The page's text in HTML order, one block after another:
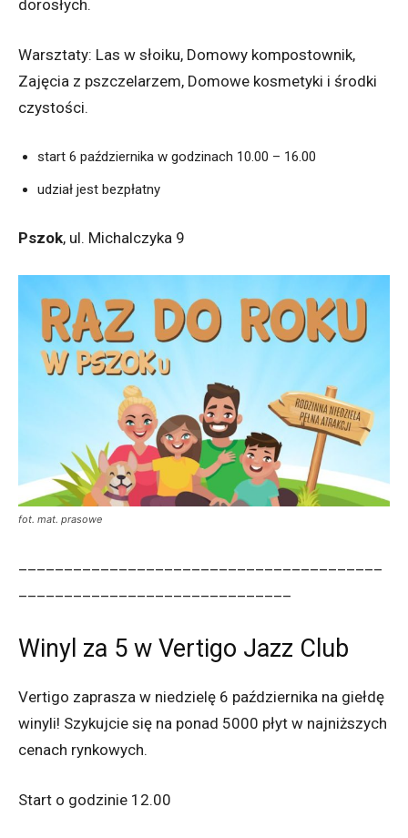
dorosłych.
Warsztaty: Las w słoiku, Domowy kompostownik,
Zajęcia z pszczelarzem, Domowe kosmetyki i środki
czystości.
start 6 października w godzinach 10.00 – 16.00
udział jest bezpłatny
Pszok, ul. Michalczyka 9
fot. mat. prasowe
Winyl za 5 w Vertigo Jazz Club
Vertigo zaprasza w niedzielę 6 października na giełdę
winyli! Szykujcie się na ponad 5000 płyt w najniższych
cenach rynkowych.
Start o godzinie 12.00